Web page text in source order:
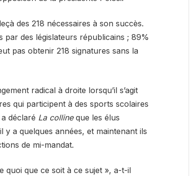
des 218 nécessaires à son succès.
par des législateurs républicains ; 89%
pas obtenir 218 signatures sans la
radical à droite lorsqu’il s’agit
qui participent à des sports scolaires
déclaré La collineque les élus
y a quelques années, et maintenant ils
de mi-mandat.
quoi que ce soit à ce sujet », a-t-il